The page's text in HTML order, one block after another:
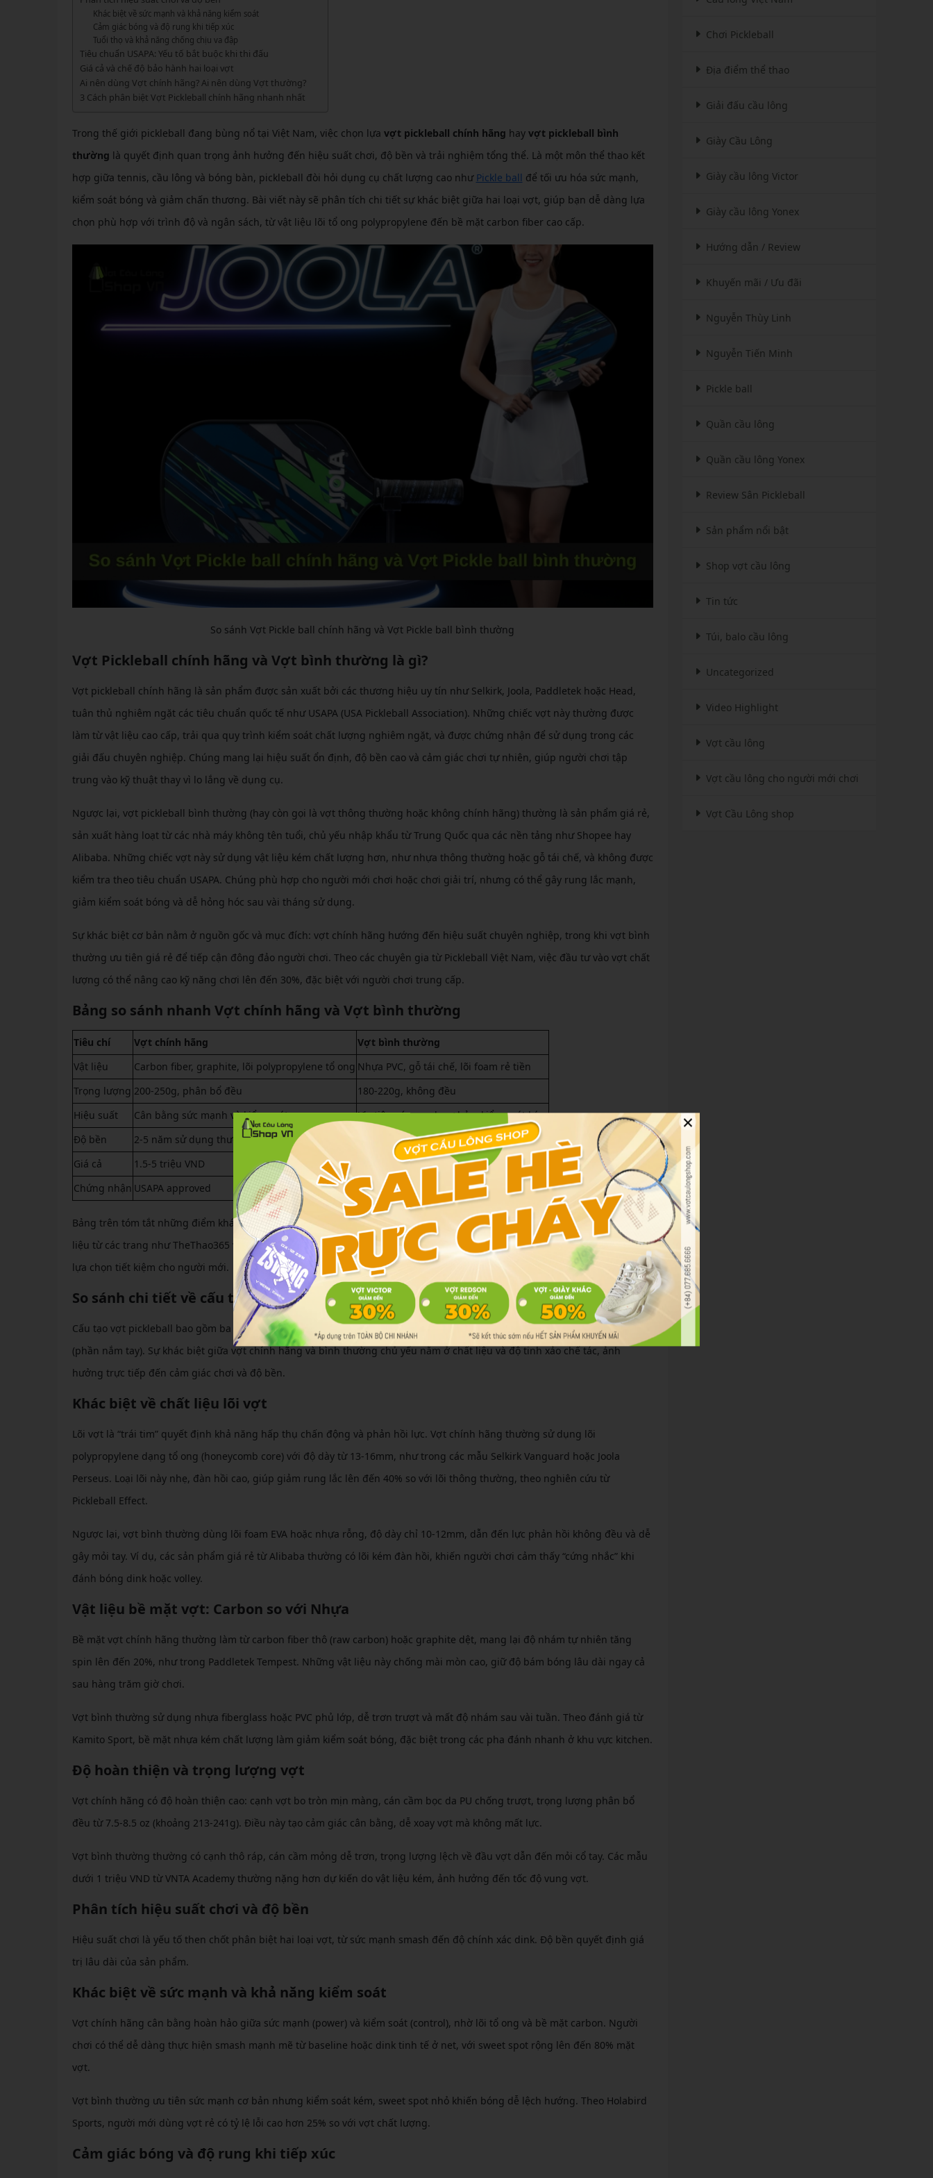
Vợt Pickleball Kamito
Vợt Pickleball Dưới 1tr
Xem thêm
VỢT CẦU LÔNG DAS X
VỢT CẦU LÔNG FLEET
VỢT CẦU LÔNG FLEX POWER
VỢT CẦU LÔNG FORZA
Khác biệt về sức mạnh và khả năng kiểm soát
Cảm giác bóng và độ rung khi tiếp xúc
Tuổi thọ và khả năng chống chịu va đập
Tiêu chuẩn USAPA: Yếu tố bắt buộc khi thi đấu
Giá cả và chế độ bảo hành hai loại vợt
Ai nên dùng Vợt chính hãng? Ai nên dùng Vợt thường?
3 Cách phân biệt Vợt Pickleball chính hãng nhanh nhất
Trong thế giới pickleball đang bùng nổ tại Việt Nam, việc chọn lựa vợt pickleball chính hãng hay vợt pickleball bình
thường là quyết định quan trọng ảnh hưởng đến hiệu suất chơi, độ bền và trải nghiệm tổng thể. Là một môn thể thao kết
hợp giữa tennis, cầu lông và bóng bàn, pickleball đòi hỏi dụng cụ chất lượng cao như Pickle ball để tối ưu hóa sức mạnh,
kiểm soát bóng và giảm chấn thương. Bài viết này sẽ phân tích chi tiết sự khác biệt giữa hai loại vợt, giúp bạn dễ dàng lựa
chọn phù hợp với trình độ và ngân sách, từ vật liệu lõi tổ ong polypropylene đến bề mặt carbon fiber cao cấp.
So sánh Vợt Pickle ball chính hãng và Vợt Pickle ball bình thường
Vợt Pickleball chính hãng và Vợt bình thường là gì?
Vợt pickleball chính hãng là sản phẩm được sản xuất bởi các thương hiệu uy tín như Selkirk, Joola, Paddletek hoặc Head,
tuân thủ nghiêm ngặt các tiêu chuẩn quốc tế như USAPA (USA Pickleball Association). Những chiếc vợt này thường được
làm từ vật liệu cao cấp, trải qua quy trình kiểm soát chất lượng nghiêm ngặt, và được chứng nhận để sử dụng trong các
giải đấu chuyên nghiệp. Chúng mang lại hiệu suất ổn định, độ bền cao và cảm giác chơi tự nhiên, giúp người chơi tập
trung vào kỹ thuật thay vì lo lắng về dụng cụ.
Ngược lại, vợt pickleball bình thường (hay còn gọi là vợt thông thường hoặc không chính hãng) thường là sản phẩm giá rẻ,
sản xuất hàng loạt từ các nhà máy không tên tuổi, chủ yếu nhập khẩu từ Trung Quốc qua các nền tảng như Shopee hay
Alibaba. Những chiếc vợt này sử dụng vật liệu kém chất lượng hơn, như nhựa thông thường hoặc gỗ tái chế, và không được
kiểm tra theo tiêu chuẩn USAPA. Chúng phù hợp cho người mới chơi hoặc chơi giải trí, nhưng có thể gây rung lắc mạnh,
giảm kiểm soát bóng và dễ hỏng hóc sau vài tháng sử dụng.
Sự khác biệt cơ bản nằm ở nguồn gốc và mục đích: vợt chính hãng hướng đến hiệu suất chuyên nghiệp, trong khi vợt bình
thường ưu tiên giá rẻ để tiếp cận đông đảo người chơi. Theo các chuyên gia từ Pickleball Việt Nam, việc đầu tư vào vợt chất
lượng có thể nâng cao kỹ năng chơi lên đến 30%, đặc biệt với người chơi trung cấp.
Bảng so sánh nhanh Vợt chính hãng và Vợt bình thường
Tiêu chí Vợt chính hãng
Vợt bình thường
Vật liệu
Carbon fiber, graphite, lõi polypropylene tổ ong Nhựa PVC, gỗ tái chế, lõi foam rẻ tiền
Trọng lượng 200-250g, phân bổ đều
180-220g, không đều
Hiệu suất
Cân bằng sức mạnh và kiểm soát cao
Ưu tiên sức mạnh cơ bản, kiểm soát kém
Độ bền
2-5 năm sử dụng thường xuyên
6-12 tháng, dễ nứt vỡ
Giá cả
1.5-5 triệu VND
200.000-800.000 VND
Chứng nhận USAPA approved Không có
Bảng trên tóm tắt những điểm khác biệt nổi bật, giúp bạn nhanh chóng đánh giá ưu nhược điểm của từng loại. Dựa trên dữ
liệu từ các trang như TheThao365 và Pickleball Central, vợt chính hãng vượt trội về mọi mặt, nhưng vợt bình thường vẫn là
lựa chọn tiết kiệm cho người mới.
So sánh chi tiết về cấu tạo và vật liệu
Cấu tạo vợt pickleball bao gồm ba phần chính: mặt vợt (bề mặt tiếp xúc bóng), lõi vợt (phần giữa hấp thụ lực) và cán cầm
(phần nắm tay). Sự khác biệt giữa vợt chính hãng và bình thường chủ yếu nằm ở chất liệu và độ tinh xảo chế tác, ảnh
hưởng trực tiếp đến cảm giác chơi và độ bền.
Khác biệt về chất liệu lõi vợt
Lõi vợt là “trái tim” quyết định khả năng hấp thụ chấn động và phản hồi lực. Vợt chính hãng thường sử dụng lõi
polypropylene dạng tổ ong (honeycomb core) với độ dày từ 13-16mm, như trong các mẫu Selkirk Vanguard hoặc Joola
Perseus. Loại lõi này nhẹ, đàn hồi cao, giúp giảm rung lắc lên đến 40% so với lõi thông thường, theo nghiên cứu từ
Pickleball Effect.
Ngược lại, vợt bình thường dùng lõi foam EVA hoặc nhựa rỗng, độ dày chỉ 10-12mm, dẫn đến lực phản hồi không đều và dễ
gây mỏi tay. Ví dụ, các sản phẩm giá rẻ từ Alibaba thường có lõi kém đàn hồi, khiến người chơi cảm thấy “cứng nhắc” khi
đánh bóng dink hoặc volley.
Vật liệu bề mặt vợt: Carbon so với Nhựa
Bề mặt vợt chính hãng thường làm từ carbon fiber thô (raw carbon) hoặc graphite dệt, mang lại độ nhám tự nhiên tăng
spin lên đến 20%, như trong Paddletek Tempest. Những vật liệu này chống mài mòn cao, giữ độ bám bóng lâu dài ngay cả
sau hàng trăm giờ chơi.
Vợt bình thường sử dụng nhựa fiberglass hoặc PVC phủ lớp, dễ trơn trượt và mất độ nhám sau vài tuần. Theo đánh giá từ
Kamito Sport, bề mặt nhựa kém chất lượng làm giảm kiểm soát bóng, đặc biệt trong các pha đánh nhanh ở khu vực kitchen.
Độ hoàn thiện và trọng lượng vợt
Vợt chính hãng có độ hoàn thiện cao: cạnh vợt bo tròn mịn màng, cán cầm bọc da PU chống trượt, trọng lượng phân bổ
đều từ 7.5-8.5 oz (khoảng 213-241g). Điều này tạo cảm giác cân bằng, dễ xoay vợt mà không mất lực.
Vợt bình thường thường có cạnh thô ráp, cán cầm mỏng dễ trơn, trọng lượng lệch về đầu vợt dẫn đến mỏi cổ tay. Các mẫu
dưới 1 triệu VND từ VNTA Academy thường nặng hơn dự kiến do vật liệu kém, ảnh hưởng đến tốc độ vung vợt.
Phân tích hiệu suất chơi và độ bền
Hiệu suất chơi là yếu tố then chốt phân biệt hai loại vợt, từ sức mạnh smash đến độ chính xác dink. Độ bền quyết định giá
trị lâu dài của sản phẩm.
Khác biệt về sức mạnh và khả năng kiểm soát
Vợt chính hãng cân bằng hoàn hảo giữa sức mạnh (power) và kiểm soát (control), nhờ lõi tổ ong và bề mặt carbon. Người
chơi có thể dễ dàng thực hiện smash mạnh mẽ từ baseline hoặc dink tinh tế ở net, với sweet spot rộng lên đến 80% mặt
vợt.
Vợt bình thường ưu tiên sức mạnh cơ bản nhưng kiểm soát kém, sweet spot nhỏ khiến bóng dễ lệch hướng. Theo Holabird
Sports, người mới dùng vợt rẻ có tỷ lệ lỗi cao hơn 25% so với vợt chất lượng.
Cảm giác bóng và độ rung khi tiếp xúc
Chơi Pickleball
Địa điểm thể thao
Giải đấu cầu lông
Giày Cầu Lông
Giày cầu lông Victor
Giày cầu lông Yonex
Hướng dẫn / Review
Khuyến mãi / Ưu đãi
Nguyễn Thùy Linh
Nguyễn Tiến Minh
Pickle ball
Quần cầu lông
Quần cầu lông Yonex
Review Sân Pickleball
Sản phẩm nổi bật
Shop vợt cầu lông
Tin tức
Túi, balo cầu lông
Uncategorized
Video Highlight
Vợt cầu lông
Vợt cầu lông cho người mới chơi
Vợt Cầu Lông shop
×